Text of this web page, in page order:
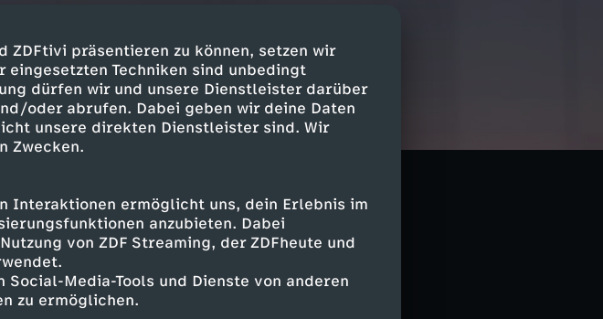
ZDFtivi präsentieren zu können, setzen wir
eingesetzten Techniken sind unbedingt
dürfen wir und unsere Dienstleister darüber
oder abrufen. Dabei geben wir deine Daten
unsere direkten Dienstleister sind. Wir
Zwecken.
Interaktionen ermöglicht uns, dein Erlebnis im
anzubieten. Dabei
von ZDF Streaming, der ZDFheute und
Social-Media-Tools und Dienste von anderen
zu ermöglichen.